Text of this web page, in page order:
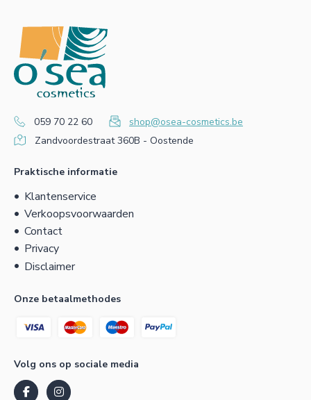
059 70 22 60
shop@osea-cosmetics.be
Zandvoordestraat 360B - Oostende
Praktische informatie
Klantenservice
Verkoopsvoorwaarden
Contact
Privacy
Disclaimer
Onze betaalmethodes
Volg ons op sociale media